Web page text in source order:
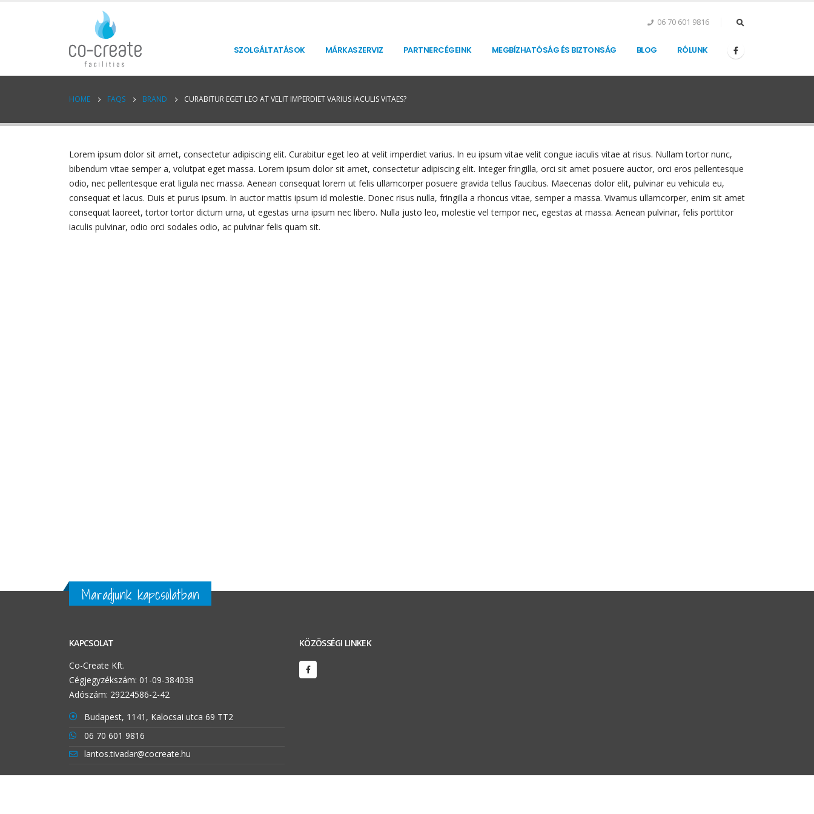
06 70 601 9816
SZOLGÁLTATÁSOK MÁRKASZERVIZ PARTNERCÉGEINK MEGBÍZHATÓSÁG ÉS BIZTONSÁG BLOG RÓLUNK
HOME FAQS BRAND CURABITUR EGET LEO AT VELIT IMPERDIET VARIUS IACULIS VITAES?
Lorem ipsum dolor sit amet, consectetur adipiscing elit. Curabitur eget leo at velit imperdiet varius. In eu ipsum vitae velit congue iaculis vitae at risus. Nullam tortor nunc,
bibendum vitae semper a, volutpat eget massa. Lorem ipsum dolor sit amet, consectetur adipiscing elit. Integer fringilla, orci sit amet posuere auctor, orci eros pellentesque
odio, nec pellentesque erat ligula nec massa. Aenean consequat lorem ut felis ullamcorper posuere gravida tellus faucibus. Maecenas dolor elit, pulvinar eu vehicula eu,
consequat et lacus. Duis et purus ipsum. In auctor mattis ipsum id molestie. Donec risus nulla, fringilla a rhoncus vitae, semper a massa. Vivamus ullamcorper, enim sit amet
consequat laoreet, tortor tortor dictum urna, ut egestas urna ipsum nec libero. Nulla justo leo, molestie vel tempor nec, egestas at massa. Aenean pulvinar, felis porttitor
iaculis pulvinar, odio orci sodales odio, ac pulvinar felis quam sit.
Maradjunk kapcsolatban
KAPCSOLAT
Co-Create Kft.
Cégjegyzékszám: 01-09-384038
Adószám: 29224586-2-42
Budapest, 1141, Kalocsai utca 69 TT2
06 70 601 9816
lantos.tivadar@cocreate.hu
KÖZÖSSÉGI LINKEK